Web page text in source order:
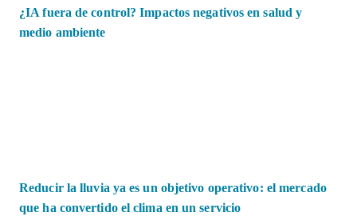
¿IA fuera de control? Impactos negativos en salud y
medio ambiente
Reducir la lluvia ya es un objetivo operativo: el mercado
que ha convertido el clima en un servicio